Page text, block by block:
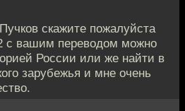
скажите пожалуйста
с вашим переводом можно
России или же найти в
зарубежья и мне очень